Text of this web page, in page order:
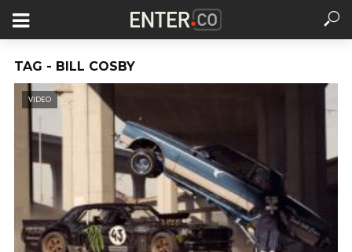
TAG - BILL COSBY
VIDEO